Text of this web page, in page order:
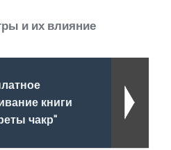
и их влияние
книги
чакр"